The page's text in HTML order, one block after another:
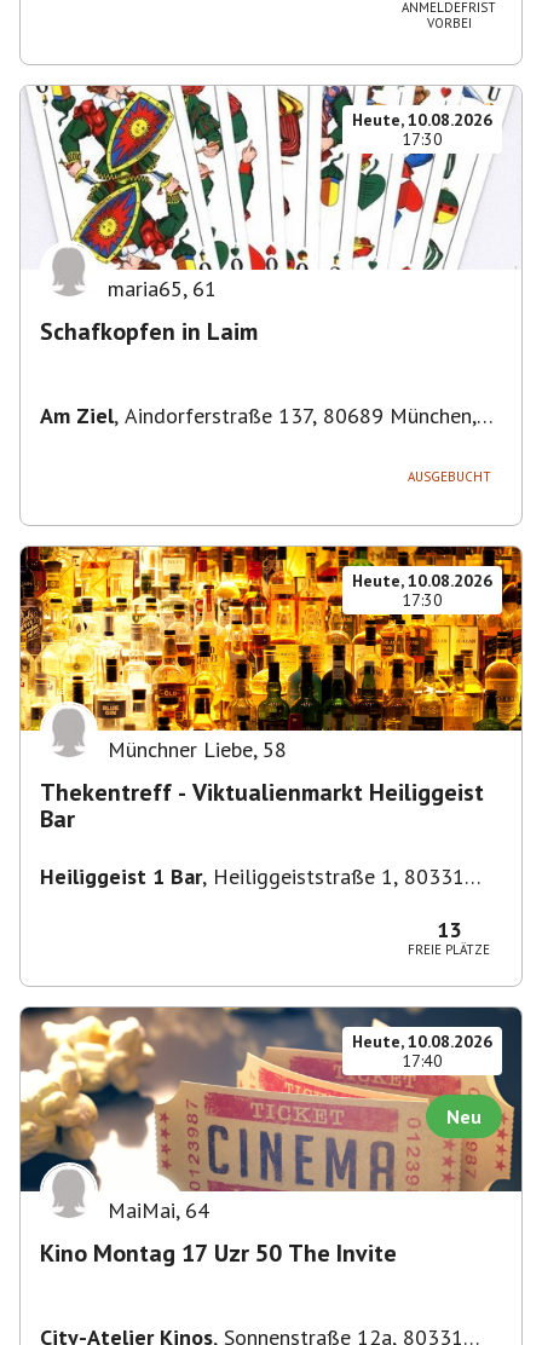
ANMELDEFRIST
VORBEI
Heute, 10.08.2026
17:30
maria65, 61
Schafkopfen in Laim
Am Ziel, Aindorferstraße 137, 80689 München,
AUSGEBUCHT
Heute, 10.08.2026
17:30
Münchner Liebe, 58
Thekentreff - Viktualienmarkt Heiliggeist
Bar
Heiliggeist 1 Bar, Heiliggeiststraße 1, 80331
13
FREIE PLÄTZE
Heute, 10.08.2026
17:40
Neu
MaiMai, 64
Kino Montag 17 Uzr 50 The Invite
City-Atelier Kinos, Sonnenstraße 12a, 80331